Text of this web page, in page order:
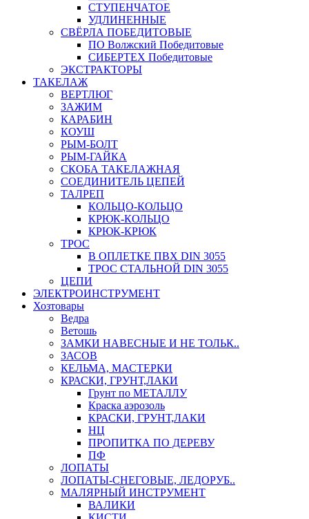
СТУПЕНЧАТОЕ
УДЛИНЕННЫЕ
СВЁРЛА ПОБЕДИТОВЫЕ
ПО Волжский Победитовые
СИБЕРТЕХ Победитовые
ЭКСТРАКТОРЫ
ТАКЕЛАЖ
ВЕРТЛЮГ
ЗАЖИМ
КАРАБИН
КОУШ
РЫМ-БОЛТ
РЫМ-ГАЙКА
СКОБА ТАКЕЛАЖНАЯ
СОЕДИНИТЕЛЬ ЦЕПЕЙ
ТАЛРЕП
КОЛЬЦО-КОЛЬЦО
КРЮК-КОЛЬЦО
КРЮК-КРЮК
ТРОС
В ОПЛЕТКЕ ПВХ DIN 3055
ТРОС СТАЛЬНОЙ DIN 3055
ЦЕПИ
ЭЛЕКТРОИНСТРУМЕНТ
Хозтовары
Ведра
Ветошь
ЗАМКИ НАВЕСНЫЕ И НЕ ТОЛЬК..
ЗАСОВ
КЕЛЬМА, МАСТЕРКИ
КРАСКИ, ГРУНТ,ЛАКИ
Грунт по МЕТАЛЛУ
Краска аэрозоль
КРАСКИ, ГРУНТ,ЛАКИ
НЦ
ПРОПИТКА ПО ДЕРЕВУ
ПФ
ЛОПАТЫ
ЛОПАТЫ-СНЕГОВЫЕ, ЛЕДОРУБ..
МАЛЯРНЫЙ ИНСТРУМЕНТ
ВАЛИКИ